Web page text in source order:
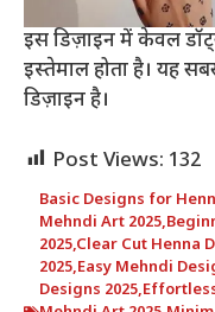
इस डिज़ाइन में केवल
इस्तेमाल होता है। यह
डिज़ाइन है।
Post Views: 132
Basic Designs for
Mehndi Art 2025,
2025,Clear Cut Henna
2025,Easy Mehndi
Designs 2025,